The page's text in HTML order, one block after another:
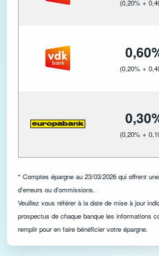
(0,20% +
(0,20% +
(0,20% +
* Comptes épargne au 23/03/2026 qui offrent
d'erreurs ou d'ommissions.
Veuillez vous référer à la date de mise à jour
prospectus de chaque banque les informations
remplir pour en faire bénéficier votre épargne.